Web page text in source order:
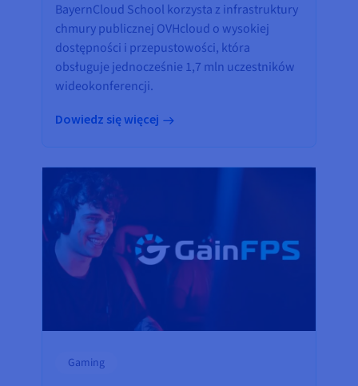
BayernCloud School korzysta z infrastruktury
chmury publicznej OVHcloud o wysokiej
dostępności i przepustowości, która
obsługuje jednocześnie 1,7 mln uczestników
wideokonferencji.
Dowiedz się więcej
Gaming